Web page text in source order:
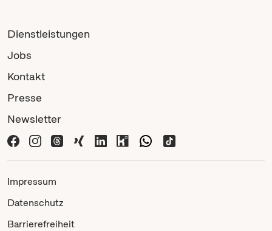
Dienstleistungen
Jobs
Kontakt
Presse
Newsletter
Impressum
Datenschutz
Barrierefreiheit